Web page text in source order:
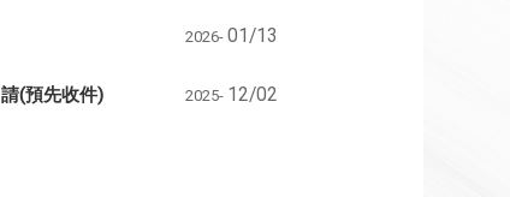
2026- 01/13
(預先收件) 2025- 12/02